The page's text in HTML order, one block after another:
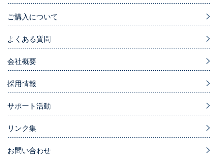
ご購入について
よくある質問
会社概要
採用情報
サポート活動
リンク集
お問い合わせ